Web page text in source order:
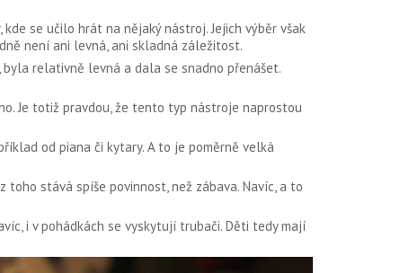
se učilo hrát na nějaký nástroj. Jejich výběr však
není ani levná, ani skladná záležitost.
relativně levná a dala se snadno přenášet.
Je totiž pravdou, že tento typ nástroje naprostou
od piana či kytary. A to je poměrně velká
stává spíše povinnost, než zábava. Navíc, a to
i v pohádkách se vyskytují trubači. Děti tedy mají